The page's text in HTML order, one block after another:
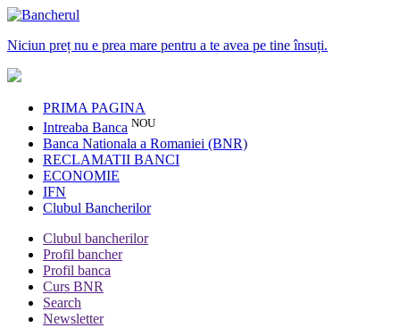
Niciun preț nu e prea mare pentru a te avea pe tine însuți.
PRIMA PAGINA
Intreaba Banca NOU
Banca Nationala a Romaniei (BNR)
RECLAMATII BANCI
ECONOMIE
IFN
Clubul Bancherilor
Clubul bancherilor
Profil bancher
Profil banca
Curs BNR
Search
Newsletter